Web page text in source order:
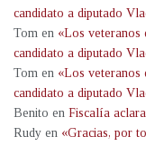
candidato a diputado
Tom en «Los veteranos
candidato a diputado
Tom en «Los veteranos
candidato a diputado
Benito en Fiscalía
Rudy en «Gracias, por